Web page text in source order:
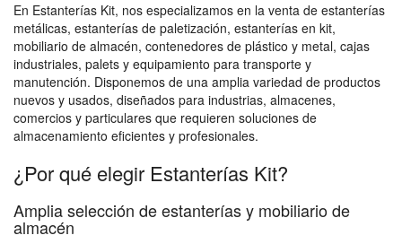
En Estanterías Kit, nos especializamos en la venta de estanterías
metálicas, estanterías de paletización, estanterías en kit,
mobiliario de almacén, contenedores de plástico y metal, cajas
industriales, palets y equipamiento para transporte y
manutención. Disponemos de una amplia variedad de productos
nuevos y usados, diseñados para industrias, almacenes,
comercios y particulares que requieren soluciones de
almacenamiento eficientes y profesionales.
¿Por qué elegir Estanterías Kit?
Amplia selección de estanterías y mobiliario de
almacén